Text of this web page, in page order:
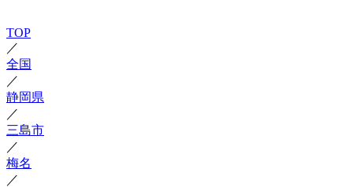
TOP
／
全国
／
静岡県
／
三島市
／
梅名
／